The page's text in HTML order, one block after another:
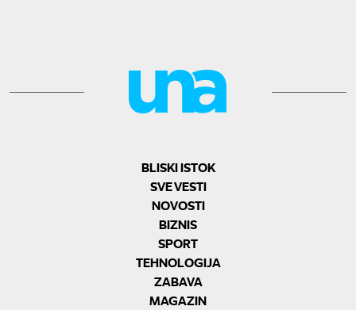
BLISKI ISTOK
SVE VESTI
NOVOSTI
BIZNIS
SPORT
TEHNOLOGIJA
ZABAVA
MAGAZIN